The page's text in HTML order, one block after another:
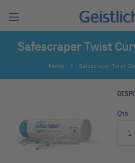
Safescraper Twist
Home Safescraper Twist
Qtà
della
galleria